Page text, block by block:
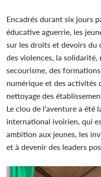
Encadrés durant six jours
éducative aguerrie, les
sur les droits et devoirs
des violences, la solidarité,
secourisme, des
numérique et des activités
nettoyage des
Le clou de l’aventure a
international ivoirien, qui
ambition aux jeunes, les
et à devenir des leaders